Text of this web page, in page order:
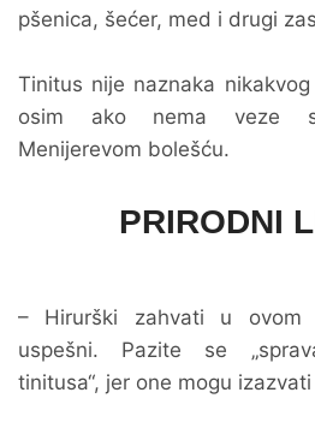
pšenica, šećer, med i drugi
Tinitus nije naznaka
osim ako nema veze
Menijerevom bolešću.
PRIRODNI
– Hirurški zahvati u ovom
uspešni. Pazite se
tinitusa“, jer one mogu